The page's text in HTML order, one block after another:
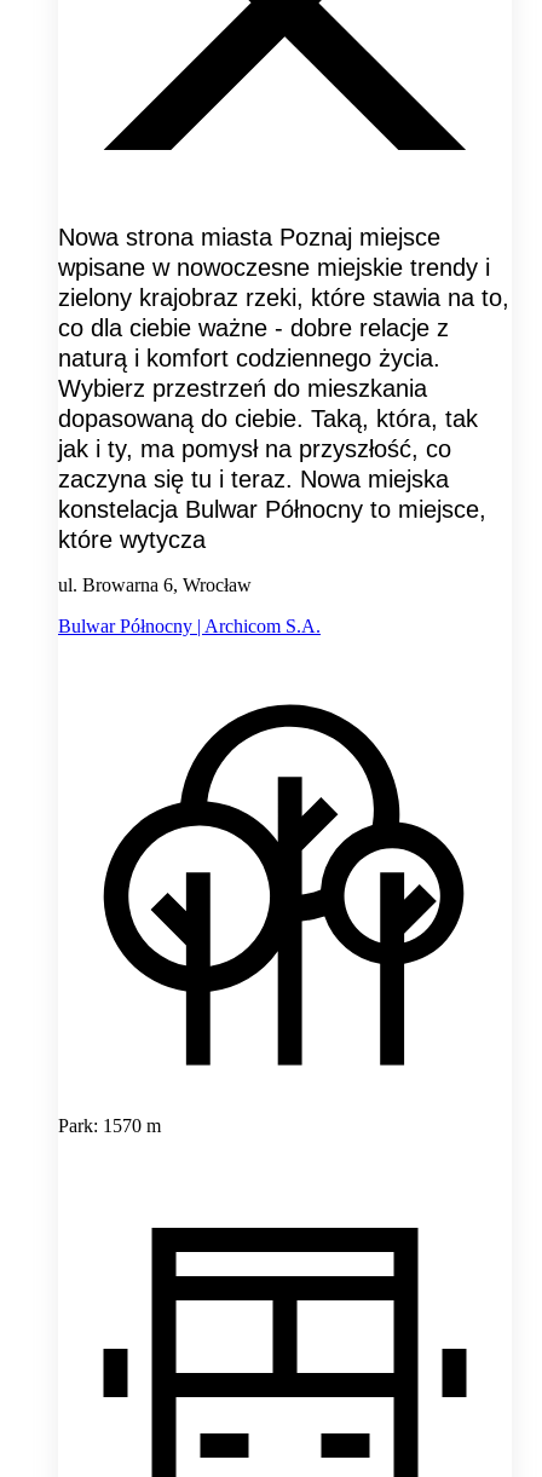
Nowa strona miasta Poznaj miejsce
wpisane w nowoczesne miejskie trendy i
zielony krajobraz rzeki, które stawia na to,
co dla ciebie ważne - dobre relacje z
naturą i komfort codziennego życia.
Wybierz przestrzeń do mieszkania
dopasowaną do ciebie. Taką, która, tak
jak i ty, ma pomysł na przyszłość, co
zaczyna się tu i teraz. Nowa miejska
konstelacja Bulwar Północny to miejsce,
które wytycza
ul. Browarna 6, Wrocław
Bulwar Północny | Archicom S.A.
Park: 1570 m